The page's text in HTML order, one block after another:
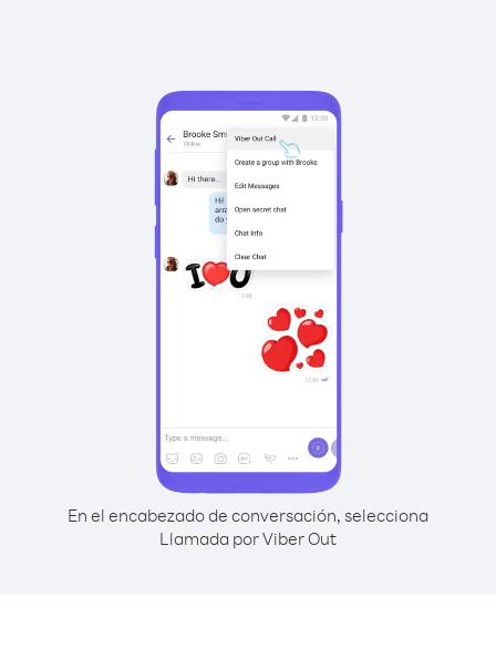
En el encabezado de conversación, selecciona
Llamada por Viber Out